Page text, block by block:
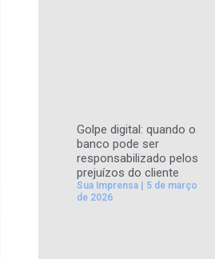
Golpe digital: quando o
banco pode ser
responsabilizado pelos
prejuízos do cliente
Sua Imprensa
5 de março
de 2026